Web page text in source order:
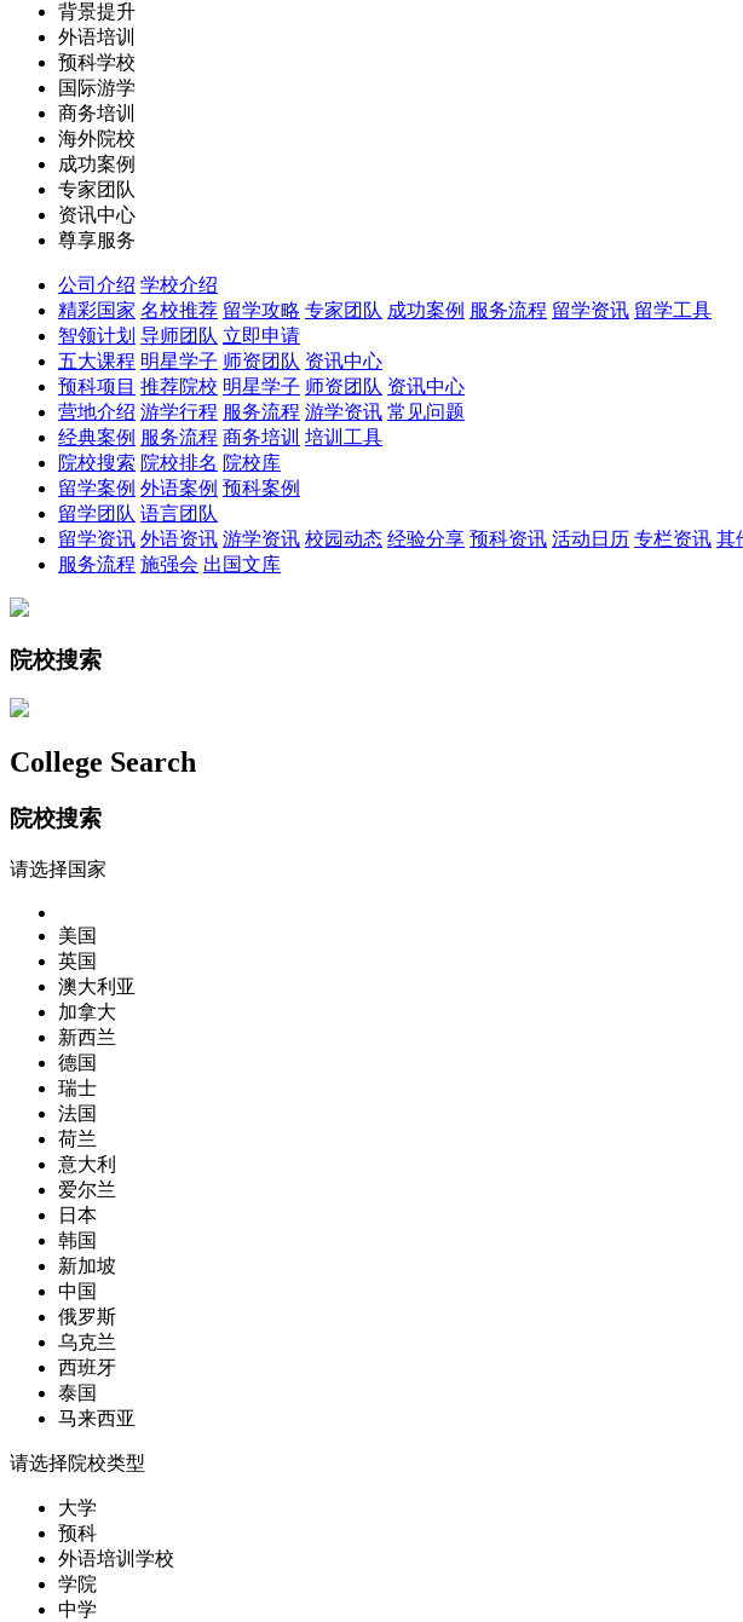
背景提升
外语培训
预科学校
国际游学
商务培训
海外院校
成功案例
专家团队
资讯中心
尊享服务
公司介绍 学校介绍
精彩国家 名校推荐 留学攻略 专家团队 成功案例 服务流程 留学资讯 留学工具
智领计划 导师团队 立即申请
五大课程 明星学子 师资团队 资讯中心
预科项目 推荐院校 明星学子 师资团队 资讯中心
营地介绍 游学行程 服务流程 游学资讯 常见问题
经典案例 服务流程 商务培训 培训工具
院校搜索 院校排名 院校库
留学案例 外语案例 预科案例
留学团队 语言团队
留学资讯 外语资讯 游学资讯 校园动态 经验分享 预科资讯 活动日历 专栏资讯 其
服务流程 施强会 出国文库
院校搜索
College Search
院校搜索
请选择国家
美国
英国
澳大利亚
加拿大
新西兰
德国
瑞士
法国
荷兰
意大利
爱尔兰
日本
韩国
新加坡
中国
俄罗斯
乌克兰
西班牙
泰国
马来西亚
请选择院校类型
大学
预科
外语培训学校
学院
中学